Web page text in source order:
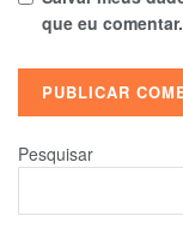
que eu comentar.
Pesquisar